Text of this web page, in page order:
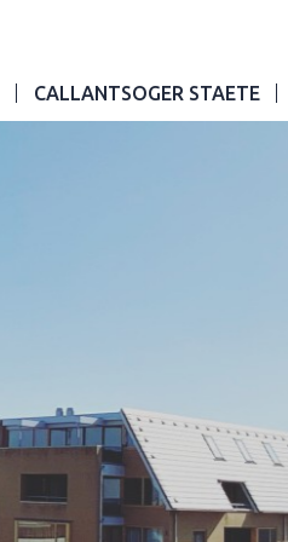
CALLANTSOGER STAETE